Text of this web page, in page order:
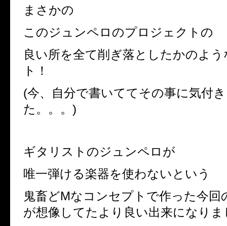
まさかの
このジュンペロのプロジェクトの
良い所を全て削ぎ落としたかのよ
ト！
(今、自分で書いててその事に気付
た。。。 )
ギタリストのジュンペロが
唯一弾ける楽器を使わないという
鬼畜どMなコンセプトで作った今回
が想像してたより良い出来になりま